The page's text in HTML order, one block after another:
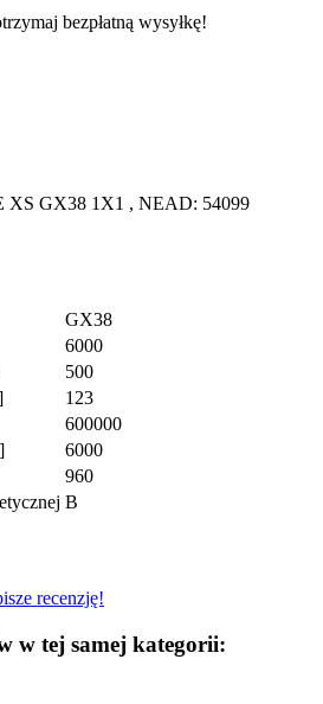
bezpłatną wysyłkę!
XS GX38 1X1 , NEAD: 54099
GX38
6000
500
123
600000
6000
960
B
recenzję!
w tej samej kategorii: